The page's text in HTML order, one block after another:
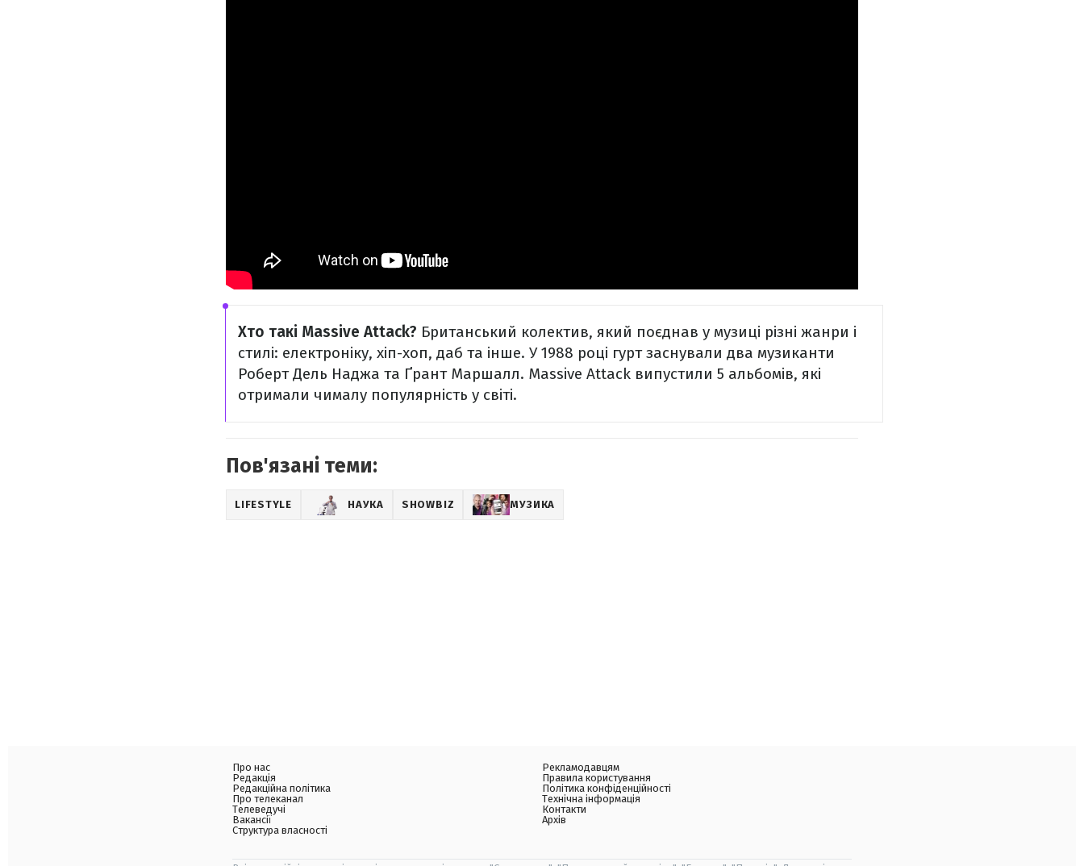
Хто такі Massive Attack? Британський колектив, який поєднав у музиці різні жанри і
стилі: електроніку, хіп-хоп, даб та інше. У 1988 році гурт заснували два музиканти
Роберт Дель Наджа та Ґрант Маршалл. Massive Attack випустили 5 альбомів, які
отримали чималу популярність у світі.
Пов'язані теми:
LIFESTYLE НАУКА SHOWBIZ МУЗИКА
Про нас
Редакція
Редакційна політика
Про телеканал
Телеведучі
Вакансії
Структура власності
Рекламодавцям
Правила користування
Політика конфіденційності
Технічна інформація
Контакти
Архів